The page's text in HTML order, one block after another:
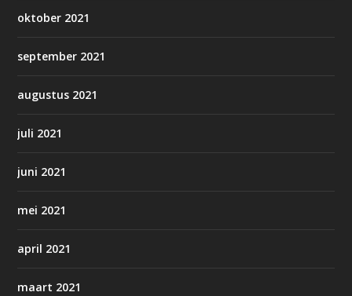
oktober 2021
september 2021
augustus 2021
juli 2021
juni 2021
mei 2021
april 2021
maart 2021